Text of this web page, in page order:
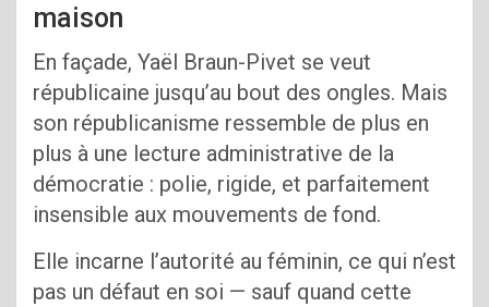
maison
En façade, Yaël Braun-Pivet se veut
républicaine jusqu’au bout des ongles. Mais
son républicanisme ressemble de plus en
plus à une lecture administrative de la
démocratie : polie, rigide, et parfaitement
insensible aux mouvements de fond.
Elle incarne l’autorité au féminin, ce qui n’est
pas un défaut en soi — sauf quand cette